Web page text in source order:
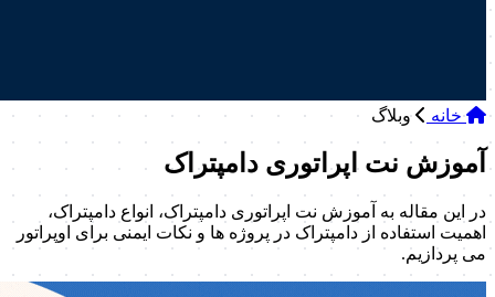
خانه وبلاگ
آموزش نت اپراتوری دامپتراک
در این مقاله به آموزش نت اپراتوری دامپتراک، انواع دامپتراک،
اهمیت استفاده از دامپتراک در پروژه ها و نکات ایمنی برای اوپراتور
می پردازیم.